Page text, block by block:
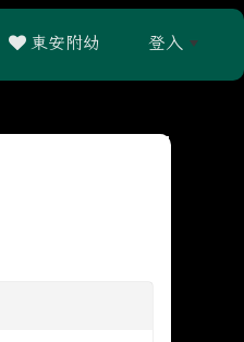
東安附幼 登入